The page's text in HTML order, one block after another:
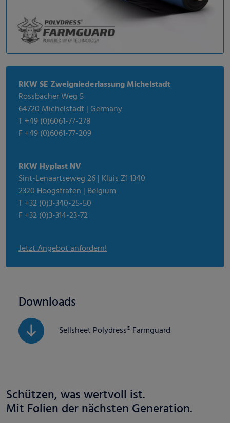
RKW SE Zweigniederlassung Michelstadt
Rossbacher Weg 5
64720 Michelstadt | Germany
T +49 (0)6061-77-278
F +49 (0)6061-77-209
RKW Hyplast NV
Sint-Lenaartseweg 26 | Kluis Z1 1340
2320 Hoogstraten | Belgium
T +32 (0)3-340-25-50
F +32 (0)3-314-23-72
Jetzt Angebot anfordern!
Downloads
Sellsheet Polydress® Farmguard
Schützen, was wertvoll ist.
Mit Folien der nächsten Generation.